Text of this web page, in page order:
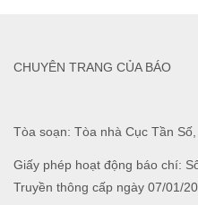
Tòa soạn: Tòa nhà Cục Tần
Giấy phép hoạt động báo chí:
Truyền thông cấp ngày 07/01/
CHUYÊN TRANG CỦA BÁO